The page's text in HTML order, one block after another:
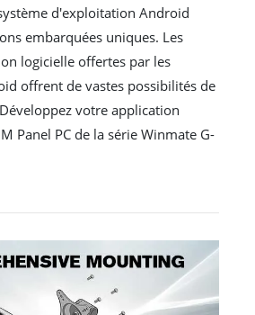
d'exploitation Android
embarquées uniques. Les
logicielle offertes par les
offrent de vastes possibilités de
votre application
Panel PC de la série Winmate G-